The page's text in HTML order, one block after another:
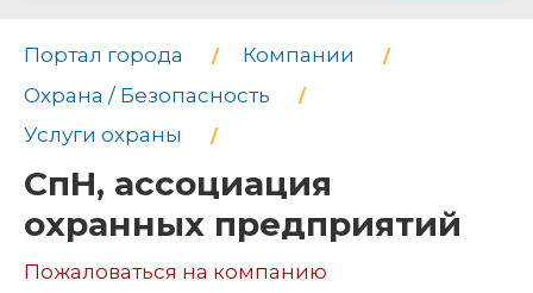
Портал города
Компании
Охрана / Безопасность
Услуги охраны
СпН, ассоциация
охранных предприятий
Пожаловаться на компанию